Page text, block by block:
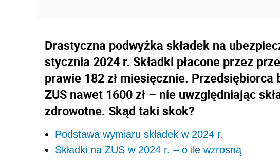
Drastyczna podwyżka składek na
stycznia 2024 r. Składki płacone przez
prawie 182 zł miesięcznie. Przedsiębiorca
ZUS nawet 1600 zł – nie uwzględniając
zdrowotne. Skąd taki skok?
Podstawa wymiaru składek w 2024 r.
Składki na ZUS w 2024 r. – o ile wzrosną